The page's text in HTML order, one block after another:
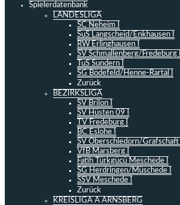
Spielerdatenbank
LANDESLIGA
SC Neheim I
SuS Langscheid/Enkhausen I
RW Erlinghausen I
SV Schmallenberg/Fredeburg I
TuS Sundern I
SG Bödefeld/Henne-Rartal I
Zurück
BEZIRKSLIGA
SV Brilon I
SV Hüsten 09 I
TV Fredeburg I
BC Eslohe I
SV Oberschledorn/Grafschaft I
VfB Marsberg I
Fatih Türkgücü Meschede I
SG Herdringen/Müschede I
SSV Meschede I
Zurück
KREISLIGA A ARNSBERG